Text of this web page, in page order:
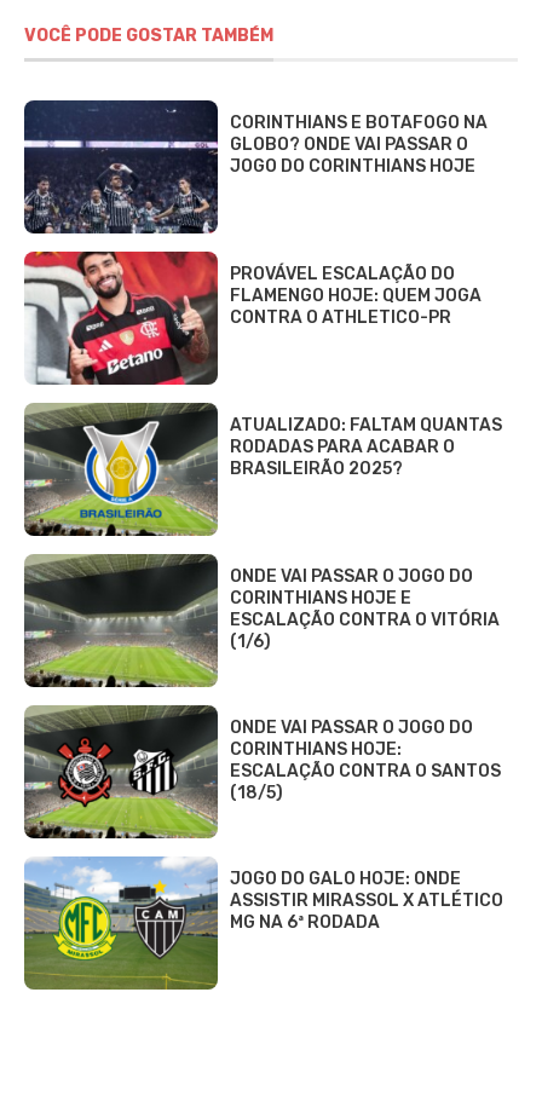
VOCÊ PODE GOSTAR TAMBÉM
CORINTHIANS E BOTAFOGO NA
GLOBO? ONDE VAI PASSAR O
JOGO DO CORINTHIANS HOJE
PROVÁVEL ESCALAÇÃO DO
FLAMENGO HOJE: QUEM JOGA
CONTRA O ATHLETICO-PR
ATUALIZADO: FALTAM QUANTAS
RODADAS PARA ACABAR O
BRASILEIRÃO 2025?
ONDE VAI PASSAR O JOGO DO
CORINTHIANS HOJE E
ESCALAÇÃO CONTRA O VITÓRIA
(1/6)
ONDE VAI PASSAR O JOGO DO
CORINTHIANS HOJE:
ESCALAÇÃO CONTRA O SANTOS
(18/5)
JOGO DO GALO HOJE: ONDE
ASSISTIR MIRASSOL X ATLÉTICO
MG NA 6ª RODADA